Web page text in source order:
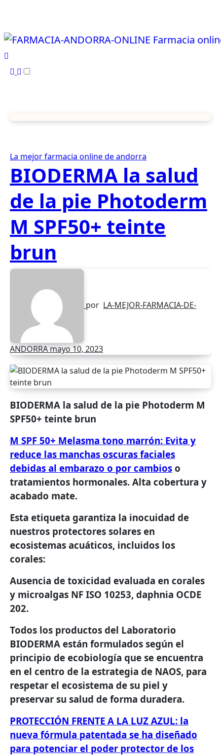
La mejor farmacia online de andorra
BIODERMA la salud
de la pie Photoderm
M SPF50+ teinte
brun
por LA-MEJOR-FARMACIA-DE-
ANDORRAmayo 10, 2023
BIODERMA la salud de la pie Photoderm M
SPF50+ teinte brun
M SPF 50+ Melasma tono marrón: Evita y
reduce las manchas oscuras faciales
debidas al embarazo o por cambios o
tratamientos hormonales. Alta cobertura y
acabado mate.
Esta etiqueta garantiza la inocuidad de
nuestros protectores solares en
ecosistemas acuáticos, incluidos los
corales:
Ausencia de toxicidad evaluada en corales
y microalgas NF ISO 10253, daphnia OCDE
202.
Todos los productos del Laboratorio
BIODERMA están formulados según el
principio de ecobiología que se encuentra
en el centro de la estrategia de NAOS, para
respetar el ecosistema de su piel y
preservar su salud de forma duradera.
PROTECCIÓN FRENTE A LA LUZ AZUL: la
nueva fórmula patentada se ha diseñado
para potenciar el poder protector de los